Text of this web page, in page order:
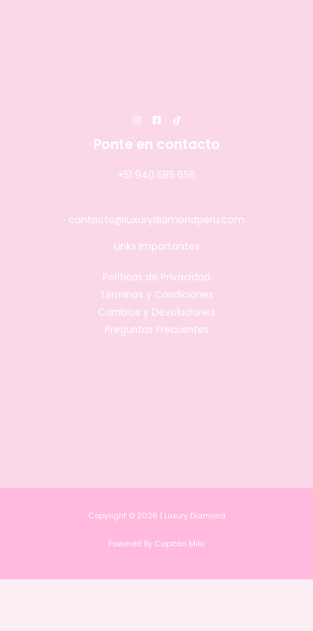
Ponte en contacto
+51 940 585 656
contacto@luxurydiamondperu.com
Links Importantes
Políticas de Privacidad
Términos y Condiciones
Cambios y Devoluciones
Preguntas Frecuentes
Copyright © 2026 | Luxury Diamond
Powered By Capitán Milú